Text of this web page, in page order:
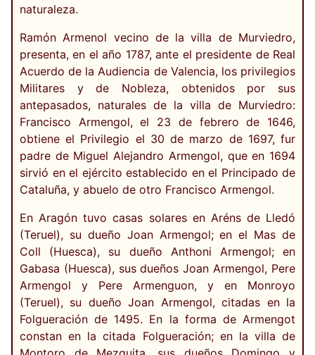
naturaleza.
Ramón Armenol vecino de la villa de Murviedro,
presenta, en el año 1787, ante el presidente de Real
Acuerdo de la Audiencia de Valencia, los privilegios
Militares y de Nobleza, obtenidos por sus
antepasados, naturales de la villa de Murviedro:
Francisco Armengol, el 23 de febrero de 1646,
obtiene el Privilegio el 30 de marzo de 1697, fur
padre de Miguel Alejandro Armengol, que en 1694
sirvió en el ejército establecido en el Principado de
Cataluña, y abuelo de otro Francisco Armengol.
En Aragón tuvo casas solares en Aréns de Lledó
(Teruel), su dueño Joan Armengol; en el Mas de
Coll (Huesca), su dueño Anthoni Armengol; en
Gabasa (Huesca), sus dueños Joan Armengol, Pere
Armengol y Pere Armenguon, y en Monroyo
(Teruel), su dueño Joan Armengol, citadas en la
Folgueración de 1495. En la forma de Armengot
constan en la citada Folgueración; en la villa de